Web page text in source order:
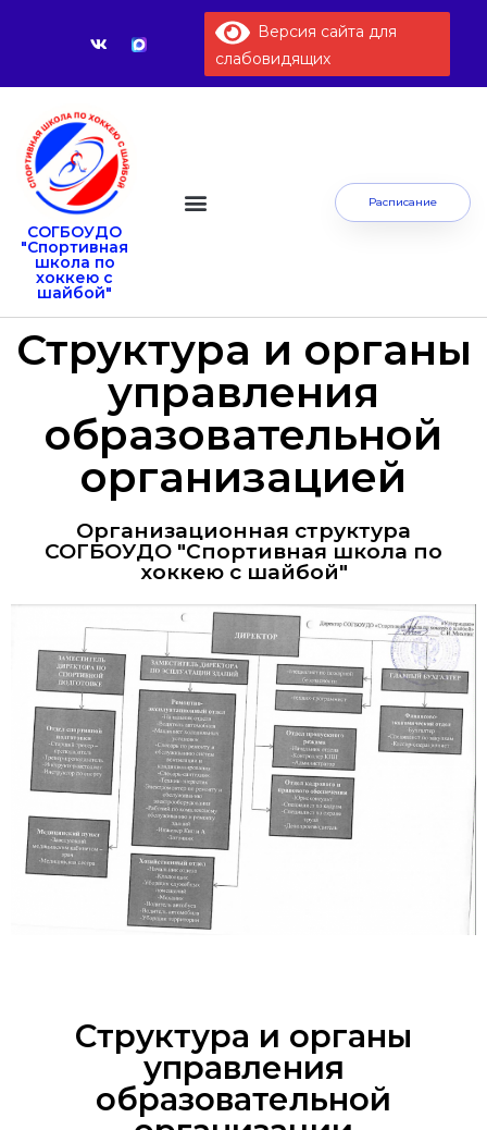
Версия сайта для
слабовидящих
СОГБОУДО
"Спортивная
школа по
хоккею с
шайбой"
Расписание
Структура и органы
управления
образовательной
организацией
Организационная структура
СОГБОУДО "Спортивная школа по
хоккею с шайбой"
Структура и органы
управления
образовательной